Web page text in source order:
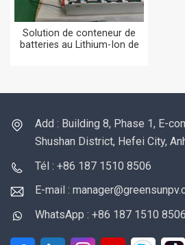
Solution de conteneur de
batteries au Lithium-Ion de
ATS EMS
Add : Building 8, Phase 1, E-
Shushan District, Hefei City,
Tél : +86 187 1510 8506
E-mail :
WhatsApp : +86 187 1510 8506